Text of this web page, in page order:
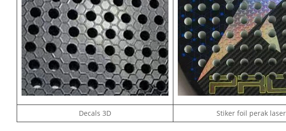
Decals 3D Stiker foil perak laser